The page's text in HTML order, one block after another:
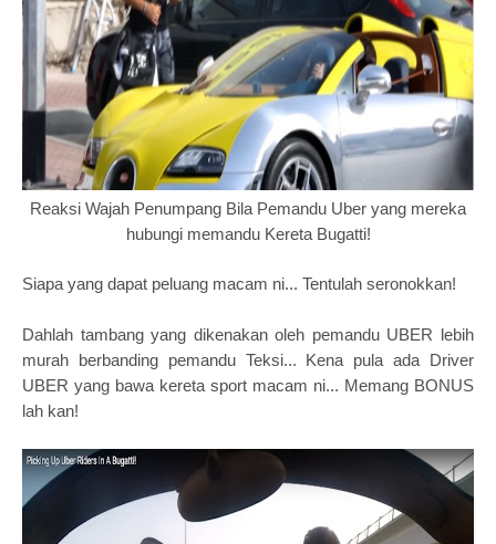
Reaksi Wajah Penumpang Bila Pemandu Uber yang mereka
hubungi memandu Kereta Bugatti!
Siapa yang dapat peluang macam ni... Tentulah seronokkan!
Dahlah tambang yang dikenakan oleh pemandu UBER lebih
murah berbanding pemandu Teksi... Kena pula ada Driver
UBER yang bawa kereta sport macam ni... Memang BONUS
lah kan!